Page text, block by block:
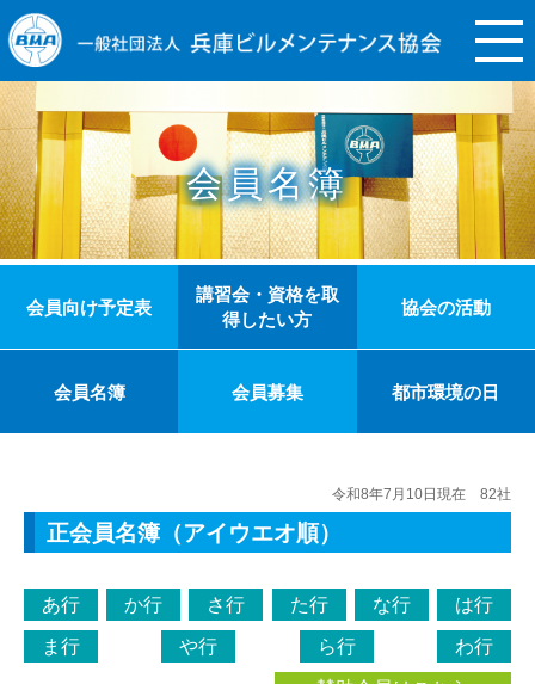
会員名簿
会員向け予定表
講習会・資格を取
得したい方
協会の活動
会員名簿 会員募集 都市環境の日
令和8年7月10日現在 82社
正会員名簿（アイウエオ順）
あ行 か行 さ行 た行 な行 は行
ま行 や行 ら行 わ行